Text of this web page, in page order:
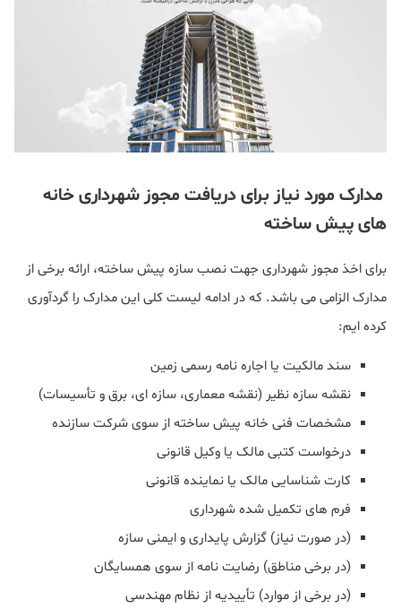
مدارک مورد نیاز برای دریافت مجوز شهرداری خانه‌
های پیش‌ ساخته
برای اخذ مجوز شهرداری جهت نصب سازه پیش‌ ساخته، ارائه برخی از
مدارک الزامی می باشد. که در ادامه لیست کلی این مدارک را گردآوری
کرده ایم:
سند مالکیت یا اجاره‌ نامه رسمی زمین
نقشه سازه نظیر (نقشه معماری، سازه‌ ای، برق و تأسیسات)
مشخصات فنی خانه پیش‌ ساخته از سوی شرکت سازنده
درخواست کتبی مالک یا وکیل قانونی
کارت شناسایی مالک یا نماینده قانونی
فرم‌ های تکمیل‌ شده شهرداری
(در صورت نیاز) گزارش پایداری و ایمنی سازه
(در برخی مناطق) رضایت‌ نامه از سوی همسایگان
(در برخی از موارد) تأییدیه از نظام مهندسی